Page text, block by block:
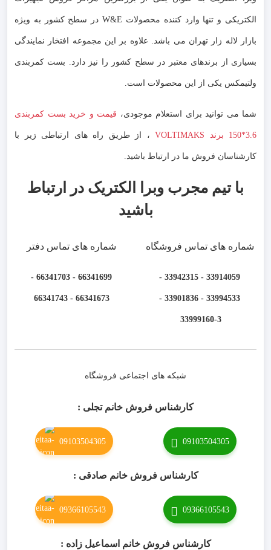
الکتریکی و تنها وارد کننده محصولات W&E در سطح کشور به ویژه
بازار لاله زار تهران می باشد. علاوه بر این مجموعه افتخار نمایندگی
بسیاری از برندهای معتبر در سطح کشور را نیز دارد. بست کمربندی
ولتیمکس یکی از این محصولات است.
شما می توانید برای استعلام موجودی، قیمت و خرید بست کمربندی
3.6*150 برند VOLTIMAKS ، از طریق راه های ارتباطی زیر با
کارشناسان فروش ما در ارتباط باشید.
با تیم مجرب وبرا الکتریک در ارتباط
باشید
شماره های تماس فروشگاه
33914059 - 33942315 -
33994533 - 33901836 -
33999160-3 ​
شماره های تماس دفتر
66341699 - 66341703 -
66341673 - 66341743
شبکه های اجتماعی فروشگاه
کارشناس فروش خانم تجلی :
09103504305
09103504305
کارشناس فروش خانم صادقی :
09366105543
09366105543
کارشناس فروش خانم اسماعیل زاده :